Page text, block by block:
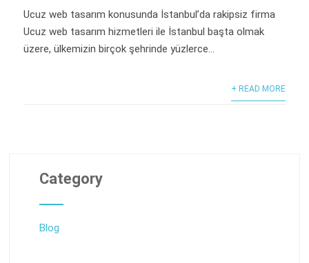
Ucuz web tasarım konusunda İstanbul’da rakipsiz firma
Ucuz web tasarım hizmetleri ile İstanbul başta olmak
üzere, ülkemizin birçok şehrinde yüzlerce...
+ READ MORE
Category
Blog